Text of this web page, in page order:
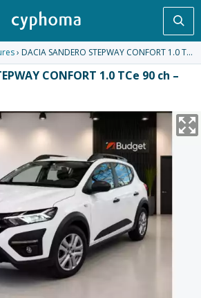
› DACIA SANDERO STEPWAY CONFORT 1.0 TCe 90 ch – 2021
CONFORT 1.0 TCe 90 ch –